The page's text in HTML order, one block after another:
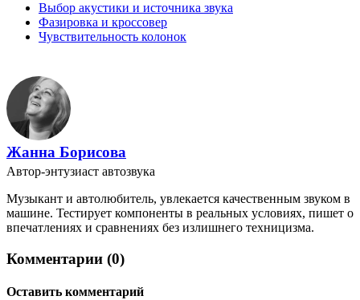
Выбор акустики и источника звука
Фазировка и кроссовер
Чувствительность колонок
Жанна Борисова
Автор-энтузиаст автозвука
Музыкант и автолюбитель, увлекается качественным звуком в
машине. Тестирует компоненты в реальных условиях, пишет о
впечатлениях и сравнениях без излишнего техницизма.
Комментарии (0)
Оставить комментарий